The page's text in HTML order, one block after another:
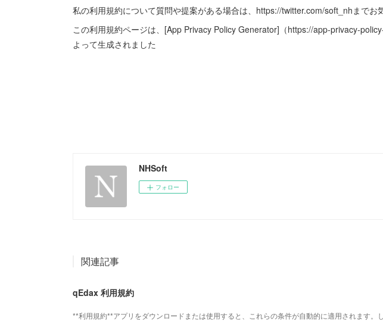
私の利用規約について質問や提案がある場合は、https://twitter.com/soft_nhまでお
この利用規約ページは、[App Privacy Policy Generator]（https://app-privacy-
よって生成されました
NHSoft
フォロー
関連記事
qEdax 利用規約
**利用規約**アプリをダウンロードまたは使用すると、これらの条件が自動的に適用されます。